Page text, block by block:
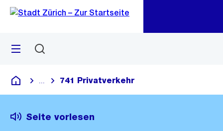
Navigation
Sprunglink
Menü
Deutsch
Blende alle Breadcrumbs ein
741 Privatverkehr
Seite vorlesen